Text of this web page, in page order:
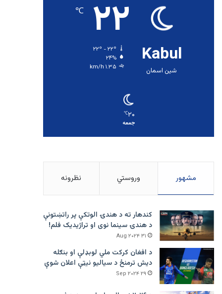
Kabul
شین اسمان
۲۲ ℃
۲۴%
۱.۳۵ km/h
۲۰℃
جمعه
مشهور وروستي نظرونه
کندهار ته د هندۍ الوتکې پر راتښتونې
د هندۍ سینما نوی او تراژيديک فلم!
۳۱ Aug ۲۰۲۴
د افغان کرکت ملي لوبډلې او بنګله
دیش ترمنځ د سیالیو نیټې اعلان شوې
۲۹ Sep ۲۰۲۴